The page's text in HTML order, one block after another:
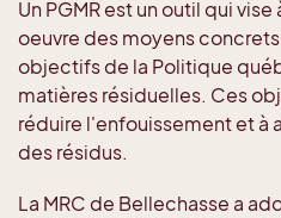
Un PGMR est un outil qui
oeuvre des moyens
objectifs de la Politique
matières résiduelles. Ces
réduire l'enfouissement et à
des résidus.
La MRC de Bellechasse a